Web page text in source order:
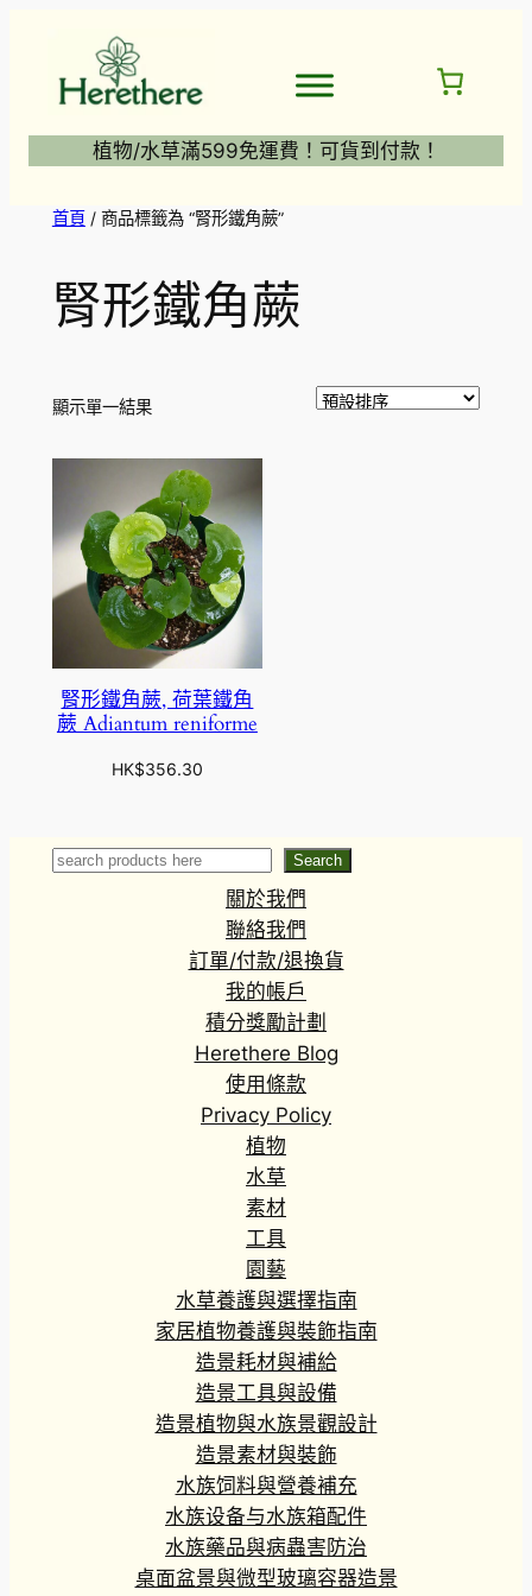
植物/水草滿599免運費！可貨到付款！
首頁/ 商品標籤為 “腎形鐵角蕨”
腎形鐵角蕨
顯示單一結果
腎形鐵角蕨, 荷葉鐵角
蕨 Adiantum reniforme
HK$356.30
Search Search
關於我們
聯絡我們
訂單/付款/退換貨
我的帳戶
積分獎勵計劃
Herethere Blog
使用條款
Privacy Policy
植物
水草
素材
工具
園藝
水草養護與選擇指南
家居植物養護與裝飾指南
造景耗材與補給
造景工具與設備
造景植物與水族景觀設計
造景素材與裝飾
水族饲料與營養補充
水族设备与水族箱配件
水族藥品與病蟲害防治
桌面盆景與微型玻璃容器造景